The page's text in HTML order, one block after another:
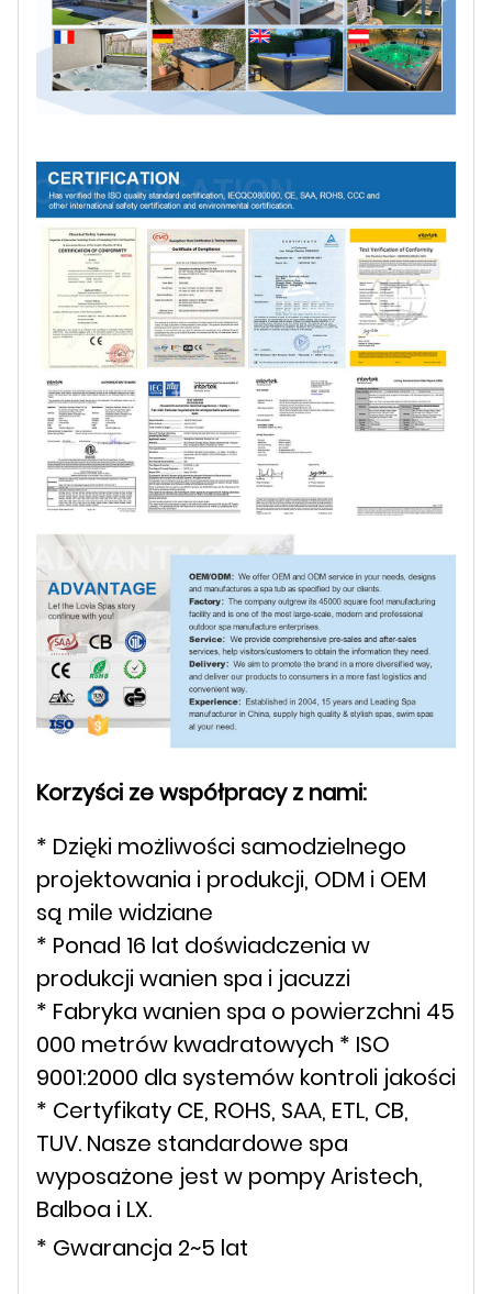
Korzyści ze współpracy z nami:
* Dzięki możliwości samodzielnego
projektowania i produkcji, ODM i OEM
są mile widziane
* Ponad 16 lat doświadczenia w
produkcji wanien spa i jacuzzi
* Fabryka wanien spa o powierzchni 45
000 metrów kwadratowych * ISO
9001:2000 dla systemów kontroli jakości
* Certyfikaty CE, ROHS, SAA, ETL, CB,
TUV. Nasze standardowe spa
wyposażone jest w pompy Aristech,
Balboa i LX.
* Gwarancja 2~5 lat